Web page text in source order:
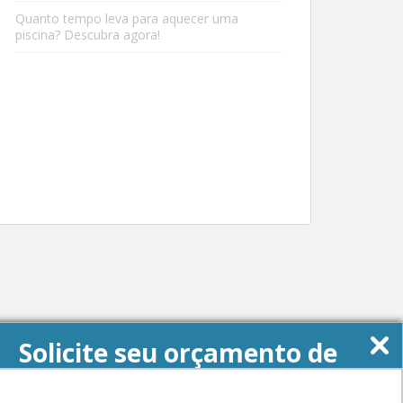
Solicite seu orçamento de
Quanto tempo leva para aquecer uma
piscina? Descubra agora!